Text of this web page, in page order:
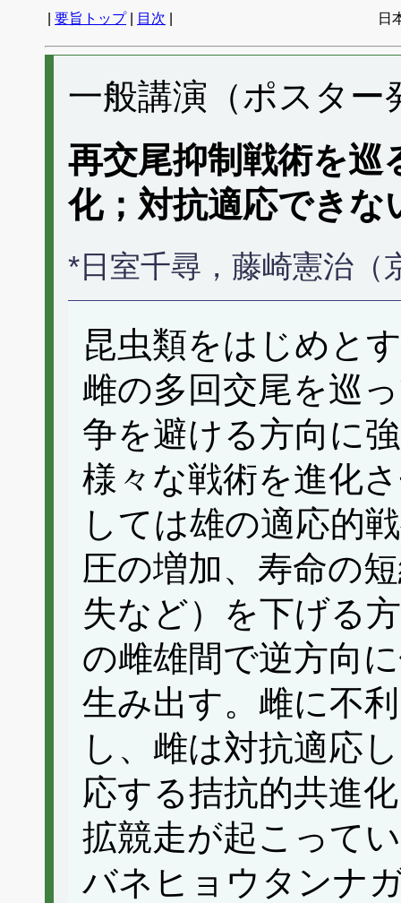
要旨トップ| 目次 日
一般講演（ポスター
再交尾抑制戦術を巡
化；対抗適応できな
*日室千尋，藤崎憲治（
昆虫類をはじめと
雌の多回交尾を巡
争を避ける方向に
様々な戦術を進化
しては雄の適応的
圧の増加、寿命の
失など）を下げる
の雌雄間で逆方向
生み出す。雌に不
し、雌は対抗適応
応する拮抗的共進
拡競走が起こって
バネヒョウタンナ